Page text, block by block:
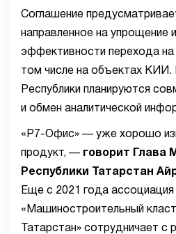
Соглашение
направленное на упрощение
эффективности перехода
том числе на объектах КИИ.
Республики планируются
и обмен аналитической
«Р7-Офис» — уже хорошо
продукт, — говорит Глава
Республики Татарстан
Еще с 2021 года ассоциация
«Машиностроительный
Татарстан» сотрудничает с